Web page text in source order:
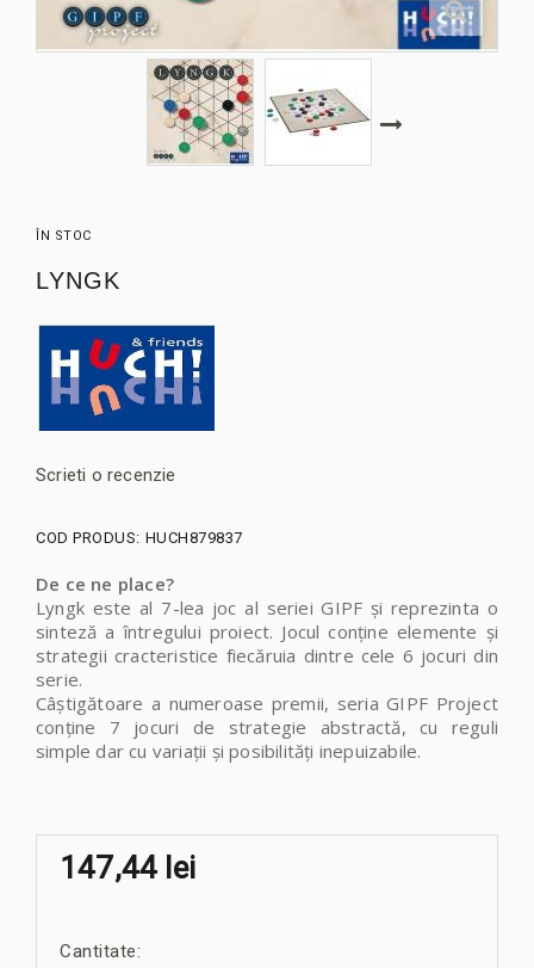
ÎN STOC
LYNGK
Scrieti o recenzie
COD PRODUS: HUCH879837
De ce ne place?
Lyngk este al 7-lea joc al seriei GIPF și reprezinta o
sinteză a întregului proiect. Jocul conține elemente și
strategii cracteristice fiecăruia dintre cele 6 jocuri din
serie.
Câștigătoare a numeroase premii, seria GIPF Project
conține 7 jocuri de strategie abstractă, cu reguli
simple dar cu variații și posibilități inepuizabile.
147,44 lei
Cantitate: